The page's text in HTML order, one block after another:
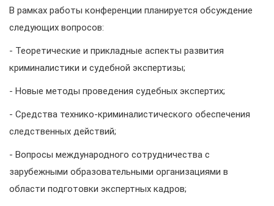
В рамках работы конференции планируется обсуждение
следующих вопросов:
- Теоретические и прикладные аспекты развития
криминалистики и судебной экспертизы;
- Новые методы проведения судебных экспертих;
- Средства технико-криминалистического обеспечения
следственных действий;
- Вопросы международного сотрудничества с
зарубежными образовательными организациями в
области подготовки экспертных кадров;